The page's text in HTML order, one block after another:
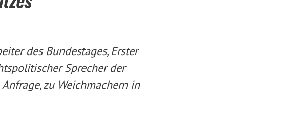
des Bundestages, Erster
Sprecher der
zu Weichmachern in